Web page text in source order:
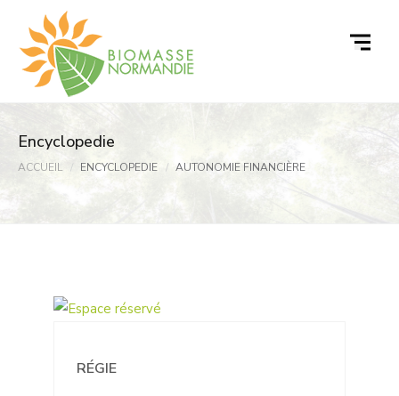
contenu
Encyclopedie
ACCUEIL ENCYCLOPEDIE AUTONOMIE FINANCIÈRE
RÉGIE